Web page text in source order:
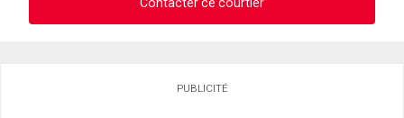
PUBLICITÉ